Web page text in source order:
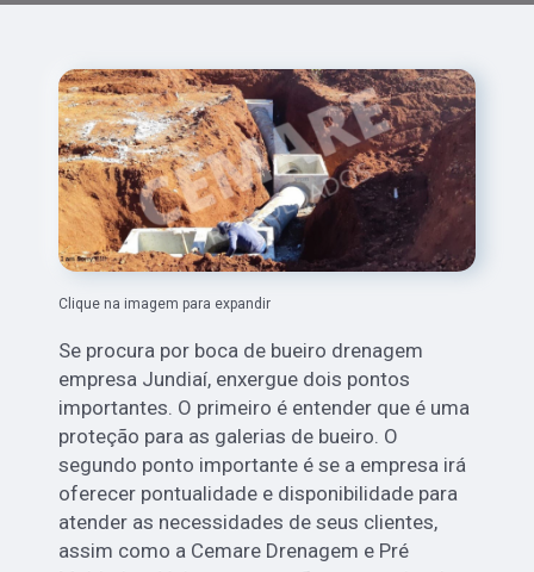
Clique na imagem para expandir
Se procura por boca de bueiro drenagem
empresa Jundiaí, enxergue dois pontos
importantes. O primeiro é entender que é uma
proteção para as galerias de bueiro. O
segundo ponto importante é se a empresa irá
oferecer pontualidade e disponibilidade para
atender as necessidades de seus clientes,
assim como a Cemare Drenagem e Pré